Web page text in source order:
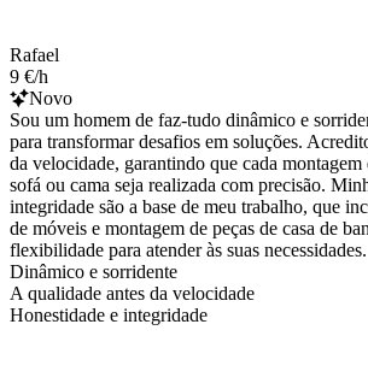
Rafael
9 €/h
Novo
Sou um homem de faz-tudo dinâmico e
para transformar desafios em soluções.
da velocidade, garantindo que cada
sofá ou cama seja realizada com precisão.
integridade são a base de meu trabalho, que
de móveis e montagem de peças de casa de
flexibilidade para atender às suas necessidades.
Dinâmico e sorridente
A qualidade antes da velocidade
Honestidade e integridade